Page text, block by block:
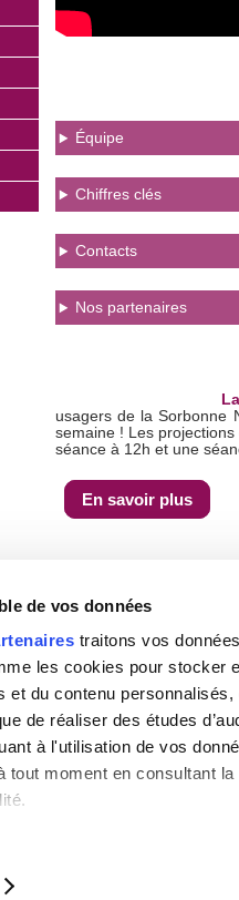
de vos données
traitons vos
les cookies pour stocker
et du contenu
de réaliser des études
à l'utilisation de vos
tout moment en consultant
sur votre
Équipe
Chiffres clés
Contacts
Nos partenaires
usagers de la Sorbonne
semaine ! Les
séance à 12h et une
En savoir plus
Portés par les
d'étude et les
témoins de la riche
Partez à la rencontre
campus.